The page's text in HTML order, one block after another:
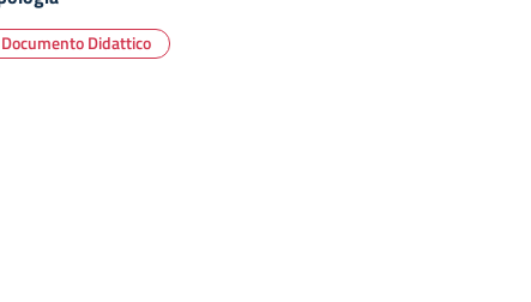
Documento Didattico